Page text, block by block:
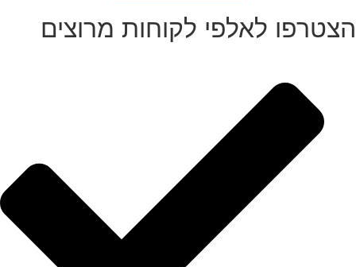
הצטרפו לאלפי לקוחות מרוצים